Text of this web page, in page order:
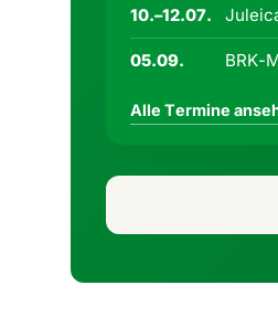
10.–12.07.
05.09. BRK-
Alle Termine